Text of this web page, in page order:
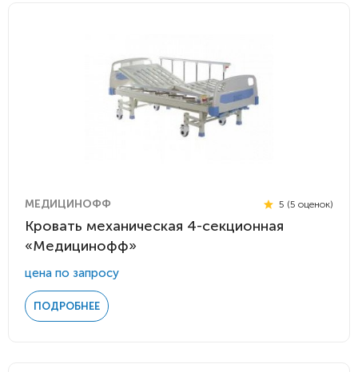
МЕДИЦИНОФФ 5 (5 оценок)
Кровать механическая 4-секционная
«Медицинофф»
цена по запросу
ПОДРОБНЕЕ